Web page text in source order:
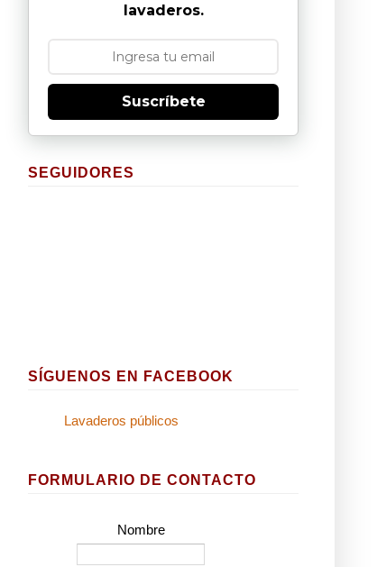
lavaderos.
Suscríbete
SEGUIDORES
SÍGUENOS EN FACEBOOK
Lavaderos públicos
FORMULARIO DE CONTACTO
Nombre